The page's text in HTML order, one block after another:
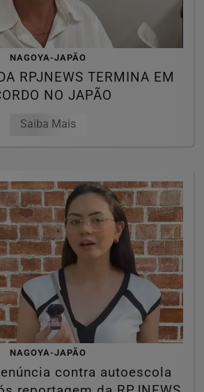
NAGOYA-JAPÃO
RPJNEWS TERMINA EM
NO JAPÃO
Saiba Mais
NAGOYA-JAPÃO
contra autoescola